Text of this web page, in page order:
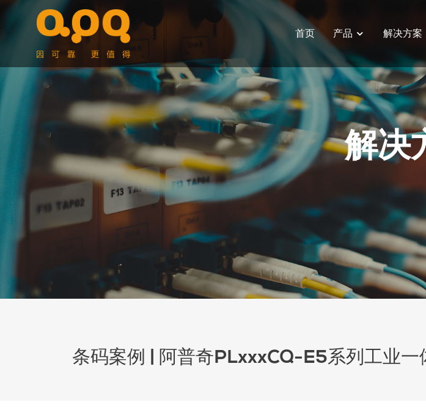
首页 产品 解决方案
解决
条码案例 | 阿普奇PLxxxCQ-E5系列工业